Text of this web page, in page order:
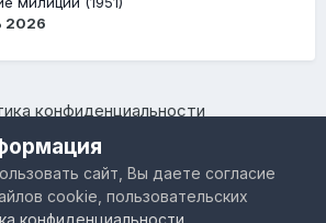
2026
конфиденциальности
форум "Я люблю Камчатку –
by Invision Community
сайт, Вы даете согласие
cookie, пользовательских
конфиденциальности